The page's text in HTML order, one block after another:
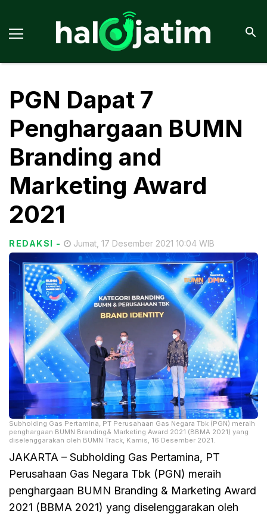
PGN Dapat 7
Penghargaan BUMN
Branding and
Marketing Award
2021
REDAKSI - Jumat, 17 Desember 2021 10:04 WIB
Subholding Gas Pertamina, PT Perusahaan Gas Negara Tbk (PGN) meraih
penghargaan BUMN Branding& Marketing Award 2021 (BBMA 2021) yang
diselenggarakan oleh BUMN Track, Kamis, 16 Desember 2021.
JAKARTA – Subholding Gas Pertamina, PT
Perusahaan Gas Negara Tbk (PGN) meraih
penghargaan BUMN Branding & Marketing Award
2021 (BBMA 2021) yang diselenggarakan oleh